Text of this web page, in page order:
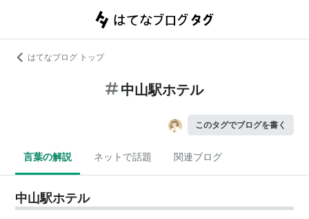
はてなブログ トップ
中山駅ホテル
このタグでブログを書く
言葉の解説 ネットで話題 関連ブログ
中山駅ホテル